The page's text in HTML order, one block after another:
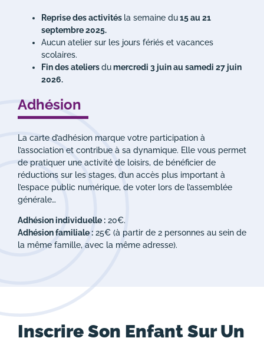
Reprise des activités la semaine du15 au 21
septembre 2025.
Aucun atelier sur les jours fériés et vacances
scolaires.
Fin des ateliersdumercredi 3 juin au samedi 27 juin
2026.
Adhésion
La carte d’adhésion marque votre participation à
l’association et contribue à sa dynamique. Elle vous permet
de pratiquer une activité de loisirs, de bénéficier de
réductions sur les stages, d’un accès plus important à
l’espace public numérique, de voter lors de l’assemblée
générale…
Adhésion individuelle : 20€.
Adhésion familiale : 25€ (à partir de 2 personnes au sein de
la même famille, avec la même adresse).
Inscrire Son Enfant Sur Un